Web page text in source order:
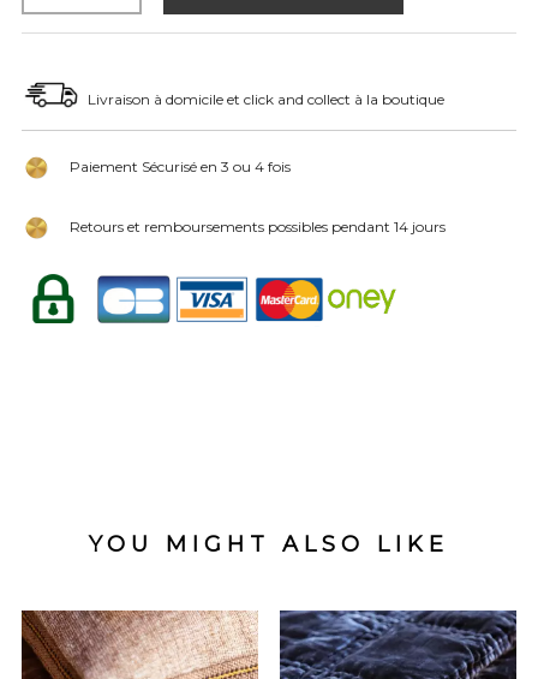
Livraison à domicile et click and collect à la boutique
Paiement Sécurisé en 3 ou 4 fois
Retours et remboursements possibles pendant 14 jours
YOU MIGHT ALSO LIKE